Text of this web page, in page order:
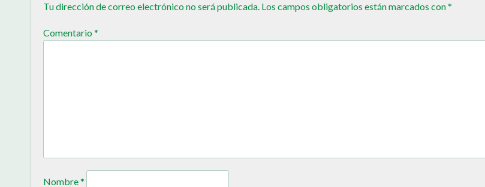
Tu dirección de correo electrónico no será publicada. Los campos obligatorios están marcados con*
Comentario*
Nombre*